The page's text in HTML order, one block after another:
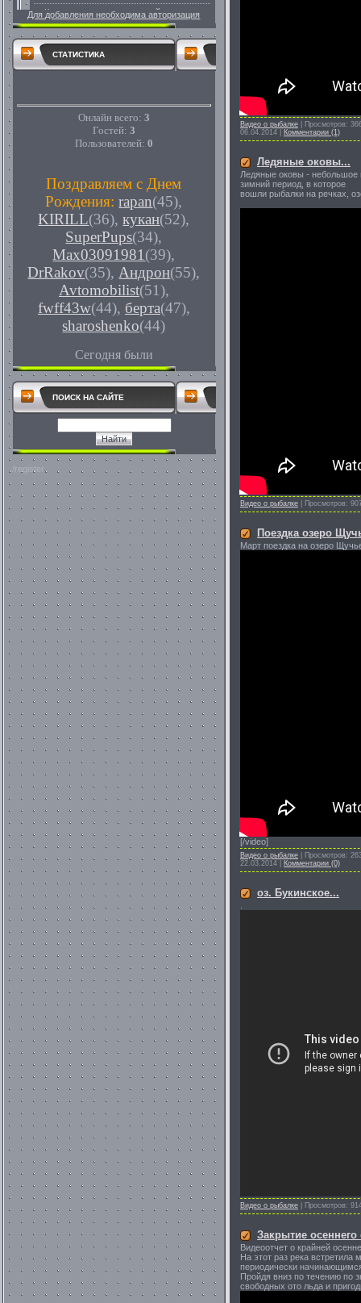
Для добавления необходима авторизация
СТАТИСТИКА
Онлайн всего: 3
Гостей: 3
Пользователей: 0
Поздравляем с Днем
Рождения:rapan(45),
KIRILL(36),кукан(52),
SuperPups(34),
Max03091981 (39),
DrRakov(35), Андрон(55),
Avtomobilist(51),
fwff43w(44), берта(47),
sharoshenko(44)
Сегодня были
ПОИСК НА САЙТЕ
/register
Видео о рыбалке Просмотров:
06.04.2014
Комментарии (1)
Ледяные оковы...
Ледяные оковы - небольшое
зимний период, в которое
вошли рыбалки на речках,
Видео о рыбалке Просмотров:
Поездка озеро
Март поездка на озеро
[/video]
Видео о рыбалке Просмотров:
22.03.2014
Комментарии (0)
оз. Букинское...
Видео о рыбалке Просмотров:
Закрытие
Видеоотчет о крайней
На этот раз река
периодически
Пройдя вниз по течению по
свободных ото льда и